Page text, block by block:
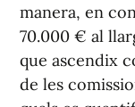
manera, en
70.000 € al
que ascendix
de les